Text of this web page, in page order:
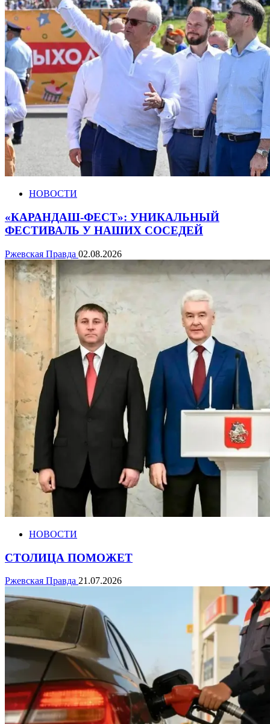
НОВОСТИ
«КАРАНДАШ-ФЕСТ»: УНИКАЛЬНЫЙ
ФЕСТИВАЛЬ У НАШИХ СОСЕДЕЙ
Ржевская Правда 02.08.2026
НОВОСТИ
СТОЛИЦА ПОМОЖЕТ
Ржевская Правда 21.07.2026